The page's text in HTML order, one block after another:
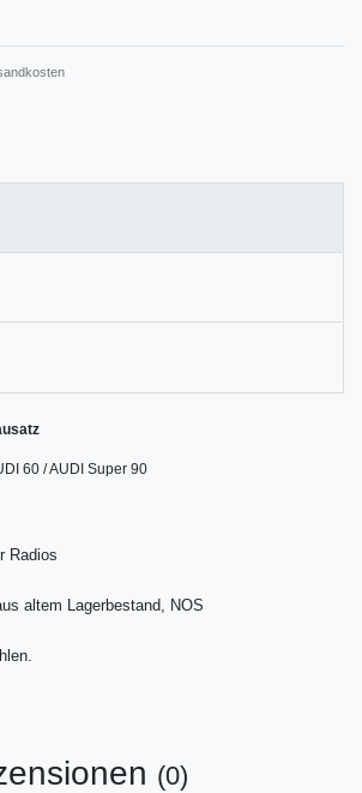
60 / AUDI Super 90
Radios
altem Lagerbestand, NOS
(0)